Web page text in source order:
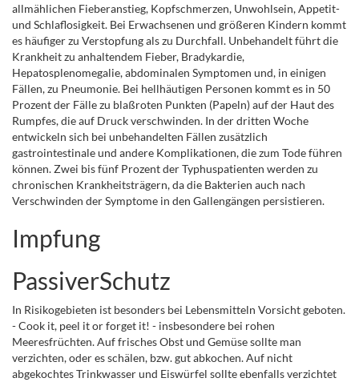
allmählichen Fieberanstieg, Kopfschmerzen, Unwohlsein, Appetit-
und Schlaflosigkeit. Bei Erwachsenen und größeren Kindern kommt
es häufiger zu Verstopfung als zu Durchfall. Unbehandelt führt die
Krankheit zu anhaltendem Fieber, Bradykardie,
Hepatosplenomegalie, abdominalen Symptomen und, in einigen
Fällen, zu Pneumonie. Bei hellhäutigen Personen kommt es in 50
Prozent der Fälle zu blaßroten Punkten (Papeln) auf der Haut des
Rumpfes, die auf Druck verschwinden. In der dritten Woche
entwickeln sich bei unbehandelten Fällen zusätzlich
gastrointestinale und andere Komplikationen, die zum Tode führen
können. Zwei bis fünf Prozent der Typhuspatienten werden zu
chronischen Krankheitsträgern, da die Bakterien auch nach
Verschwinden der Symptome in den Gallengängen persistieren.
Impfung
PassiverSchutz
In Risikogebieten ist besonders bei Lebensmitteln Vorsicht geboten.
- Cook it, peel it or forget it! - insbesondere bei rohen
Meeresfrüchten. Auf frisches Obst und Gemüse sollte man
verzichten, oder es schälen, bzw. gut abkochen. Auf nicht
abgekochtes Trinkwasser und Eiswürfel sollte ebenfalls verzichtet